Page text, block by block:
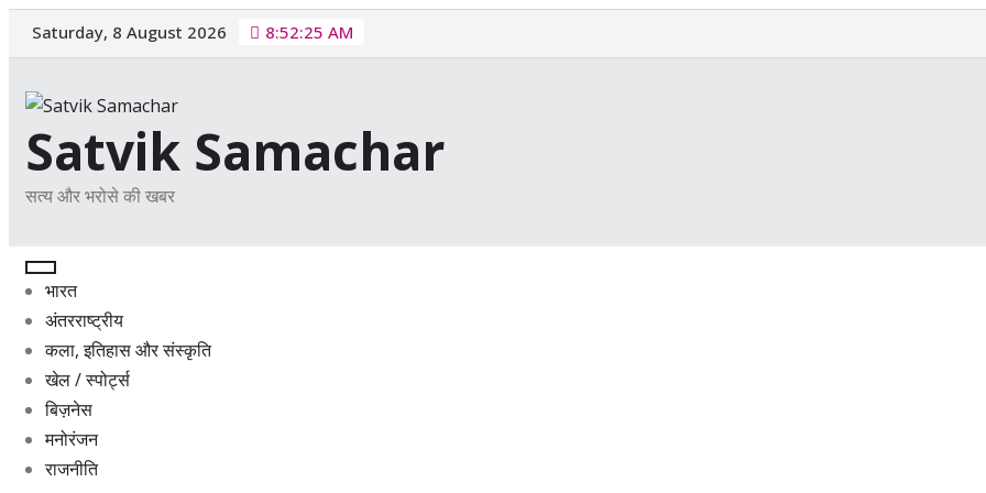
Skip
to
Saturday, 8 August 2026 8:52:26 AM
Satvik Samachar
सत्य और भरोसे की खबर
भारत
अंतरराष्ट्रीय
कला, इतिहास और संस्कृति
खेल / स्पोर्ट्स
बिज़नेस
मनोरंजन
राजनीति